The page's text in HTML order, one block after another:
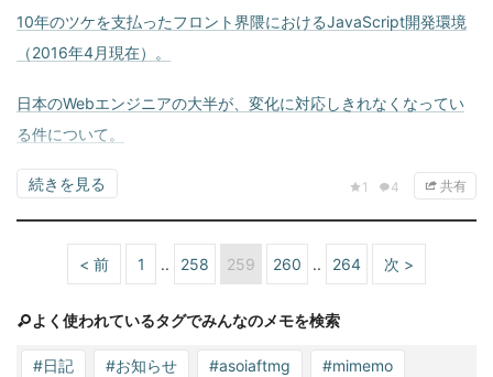
1 4 共有
10年のツケを支払ったフロント界隈におけるJavaScript開発環境
（2016年4月現在）。
日本のWebエンジニアの大半が、変化に対応しきれなくなってい
る件について。
続きを見る
< 前 1 258 259 260 264 次 >
よく使われているタグでみんなのメモを検索
#日記 #お知らせ #asoiaftmg #mimemo